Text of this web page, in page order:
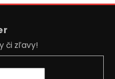
či zľavy!